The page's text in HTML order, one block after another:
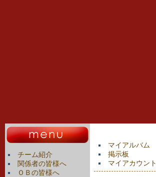
チーム紹介
関係者の皆様へ
ＯＢの皆様へ
マイアルバム
掲示板
マイアカウント